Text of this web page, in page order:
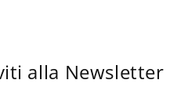
alla Newsletter